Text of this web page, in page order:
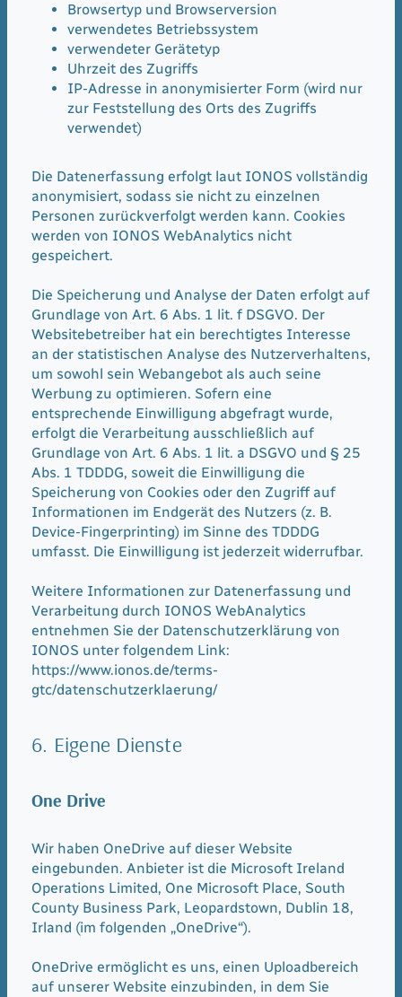
Browsertyp und Browserversion
verwendetes Betriebssystem
verwendeter Gerätetyp
Uhrzeit des Zugriffs
IP-Adresse in anonymisierter Form (wird nur
zur Feststellung des Orts des Zugriffs
verwendet)
Die Datenerfassung erfolgt laut IONOS vollständig
anonymisiert, sodass sie nicht zu einzelnen
Personen zurückverfolgt werden kann. Cookies
werden von IONOS WebAnalytics nicht
gespeichert.
Die Speicherung und Analyse der Daten erfolgt auf
Grundlage von Art. 6 Abs. 1 lit. f DSGVO. Der
Websitebetreiber hat ein berechtigtes Interesse
an der statistischen Analyse des Nutzerverhaltens,
um sowohl sein Webangebot als auch seine
Werbung zu optimieren. Sofern eine
entsprechende Einwilligung abgefragt wurde,
erfolgt die Verarbeitung ausschließlich auf
Grundlage von Art. 6 Abs. 1 lit. a DSGVO und § 25
Abs. 1 TDDDG, soweit die Einwilligung die
Speicherung von Cookies oder den Zugriff auf
Informationen im Endgerät des Nutzers (z. B.
Device-Fingerprinting) im Sinne des TDDDG
umfasst. Die Einwilligung ist jederzeit widerrufbar.
Weitere Informationen zur Datenerfassung und
Verarbeitung durch IONOS WebAnalytics
entnehmen Sie der Datenschutzerklärung von
IONOS unter folgendem Link:
https://www.ionos.de/terms-
gtc/datenschutzerklaerung/
6. Eigene Dienste
One Drive
Wir haben OneDrive auf dieser Website
eingebunden. Anbieter ist die Microsoft Ireland
Operations Limited, One Microsoft Place, South
County Business Park, Leopardstown, Dublin 18,
Irland (im folgenden „OneDrive“).
OneDrive ermöglicht es uns, einen Uploadbereich
auf unserer Website einzubinden, in dem Sie